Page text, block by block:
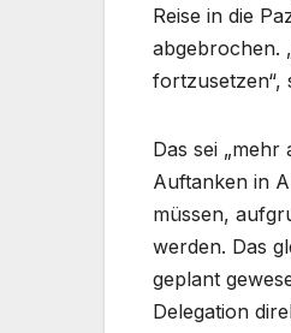
Reise in die
abgebrochen.
fortzusetzen“,
Das sei
Auftanken in
müssen,
werden. Das
geplant
Delegation